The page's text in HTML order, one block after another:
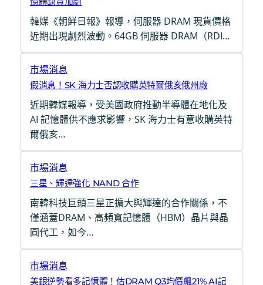
韓媒《朝鮮日報》報導，伺服器 DRAM 現貨價格
近期出現劇烈波動。64GB 伺服器 DRAM（RDI…
市場消息
假消息！SK 海力士否認收購英特爾俄亥俄州廠
近期韓媒報導，受美國政府推動半導體在地化及
AI 記憶體供不應求影響，SK 海力士有意收購英特
爾俄亥…
市場消息
三星、輝達強化 NAND 合作
南韓科技巨頭三星正擴大與輝達的合作關係，不
僅涵蓋DRAM、高頻寬記憶體（HBM）晶片與晶
圓代工，如今…
市場消息
美銀逆勢看多記憶體！估DRAM Q3均價飆21% AI記